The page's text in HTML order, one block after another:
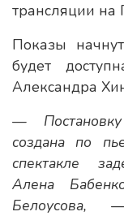
трансляции на
Показы
будет
Александра
—
создана по
спектакле
Алена
Белоусова,